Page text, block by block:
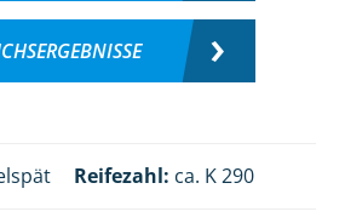
Reifezahl: ca. K 290